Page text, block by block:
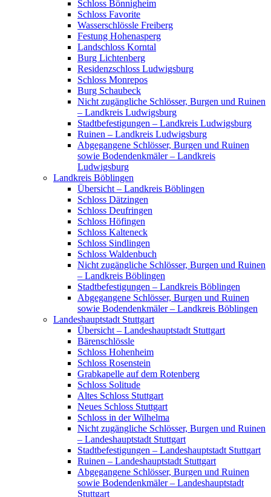
Schloss Bönnigheim
Schloss Favorite
Wasserschlössle Freiberg
Festung Hohenasperg
Landschloss Korntal
Burg Lichtenberg
Residenzschloss Ludwigsburg
Schloss Monrepos
Burg Schaubeck
Nicht zugängliche Schlösser, Burgen und Ruinen
– Landkreis Ludwigsburg
Stadtbefestigungen – Landkreis Ludwigsburg
Ruinen – Landkreis Ludwigsburg
Abgegangene Schlösser, Burgen und Ruinen
sowie Bodendenkmäler – Landkreis
Ludwigsburg
Landkreis Böblingen
Übersicht – Landkreis Böblingen
Schloss Dätzingen
Schloss Deufringen
Schloss Höfingen
Schloss Kalteneck
Schloss Sindlingen
Schloss Waldenbuch
Nicht zugängliche Schlösser, Burgen und Ruinen
– Landkreis Böblingen
Stadtbefestigungen – Landkreis Böblingen
Abgegangene Schlösser, Burgen und Ruinen
sowie Bodendenkmäler – Landkreis Böblingen
Landeshauptstadt Stuttgart
Übersicht – Landeshauptstadt Stuttgart
Bärenschlössle
Schloss Hohenheim
Schloss Rosenstein
Grabkapelle auf dem Rotenberg
Schloss Solitude
Altes Schloss Stuttgart
Neues Schloss Stuttgart
Schloss in der Wilhelma
Nicht zugängliche Schlösser, Burgen und Ruinen
– Landeshauptstadt Stuttgart
Stadtbefestigungen – Landeshauptstadt Stuttgart
Ruinen – Landeshauptstadt Stuttgart
Abgegangene Schlösser, Burgen und Ruinen
sowie Bodendenkmäler – Landeshauptstadt
Stuttgart